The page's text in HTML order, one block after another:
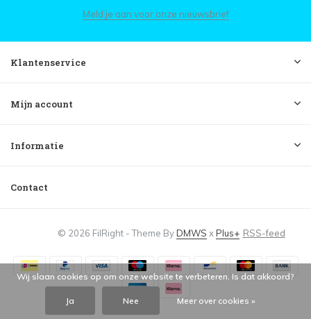
Meld je aan voor onze nieuwsbrief
Klantenservice
Mijn account
Informatie
Contact
© 2026 FilRight - Theme ByDMWS xPlus+ RSS-feed
Wij slaan cookies op om onze website te verbeteren. Is dat akkoord?
Ja Nee Meer over cookies »